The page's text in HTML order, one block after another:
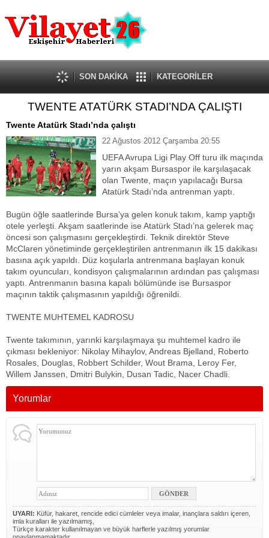
Güncel
Ekonomi
Politika
Eğitim
Spor
Kültür-Sanat
Dünya
Röportaj
Tanıtım Yazısı
SON DAKİKA KATEGORİLER
TWENTE ATATÜRK STADI’NDA ÇALIŞTI
Twente Atatürk Stadı’nda çalıştı
22 Ağustos 2012 Çarşamba 20:55
UEFA Avrupa Ligi Play Off turu ilk maçında
yarın akşam Bursaspor ile karşılaşacak
olan Twente, maçın yapılacağı Bursa
Atatürk Stadı’nda antrenman yaptı.
Bugün öğle saatlerinde Bursa’ya gelen konuk takım, kamp yaptığı
otele yerleşti. Akşam saatlerinde ise Atatürk Stadı’na gelerek maç
öncesi son çalışmasını gerçekleştirdi. Teknik direktör Steve
McClaren yönetiminde gerçekleştirilen antrenmanın ilk 15 dakikası
basına açık yapıldı. Düz koşularla antrenmana başlayan konuk
takım oyuncuları, kondisyon çalışmalarının ardından pas çalışması
yaptı. Antrenmanın basına kapalı bölümünde ise Bursaspor
maçının taktik çalışmasının yapıldığı öğrenildi.
TWENTE MUHTEMEL KADROSU
Twente takımının, yarınki karşılaşmaya şu muhtemel kadro ile
çıkması bekleniyor: Nikolay Mihaylov, Andreas Bjelland, Roberto
Rosales, Douglas, Robbert Schilder, Wout Brama, Leroy Fer,
Willem Janssen, Dmitri Bulykin, Dusan Tadic, Nacer Chadli.
Yorumlar
UYARI: Küfür, hakaret, rencide edici cümleler veya imalar, inançlara saldırı içeren,
imla kuralları ile yazılmamış,
Türkçe karakter kullanılmayan ve büyük harflerle yazılmış yorumlar